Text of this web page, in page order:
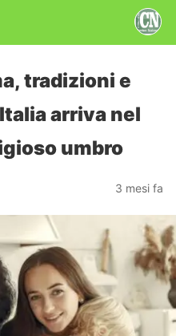
tradizioni e
arriva nel
umbro
3 mesi fa